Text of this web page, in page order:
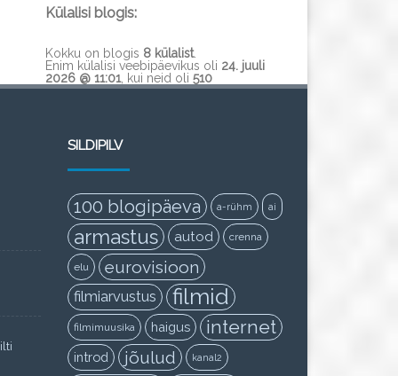
Külalisi blogis:
Kokku on blogis 8 külalist.
Enim külalisi veebipäevikus oli 24. juuli
2026 @ 11:01 , kui neid oli 510
SILDIPILV
100 blogipäeva a-rühm ai
armastus autod crenna
elu eurovisioon
filmiarvustus filmid
filmimuusika haigus internet
introd jõulud kanal2